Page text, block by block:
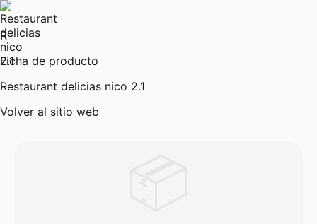
R
Ficha de producto
Restaurant delicias nico 2.1
Volver al sitio web